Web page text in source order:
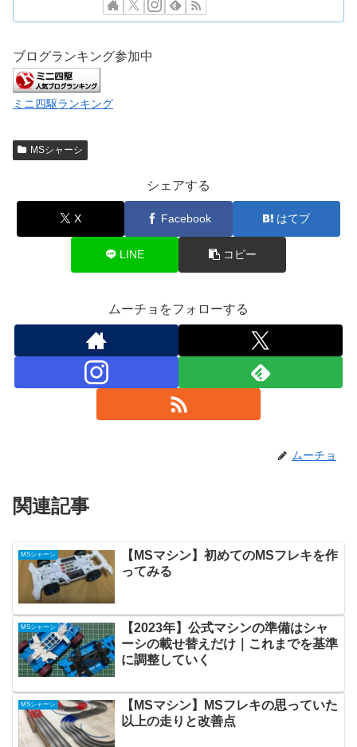
ブログランキング参加中
ミニ四駆ランキング
MSシャーシ
シェアする
X Facebook はてブ
LINE コピー
ムーチョをフォローする
ムーチョ
関連記事
MSシャーシ
【MSマシン】初めてのMSフレキを作
ってみる
MSシャーシ
【2023年】公式マシンの準備はシャ
ーシの載せ替えだけ｜これまでを基準
に調整していく
MSシャーシ
【MSマシン】MSフレキの思っていた
以上の走りと改善点